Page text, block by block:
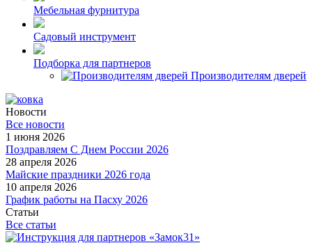
Мебельная фурнитура
Садовый инструмент
Подборка для партнеров
Производителям дверей
Новости
Все новости
1 июня 2026
Поздравляем С Днем России 2026
28 апреля 2026
Майские праздники 2026 года
10 апреля 2026
График работы на Пасху 2026
Статьи
Все статьи